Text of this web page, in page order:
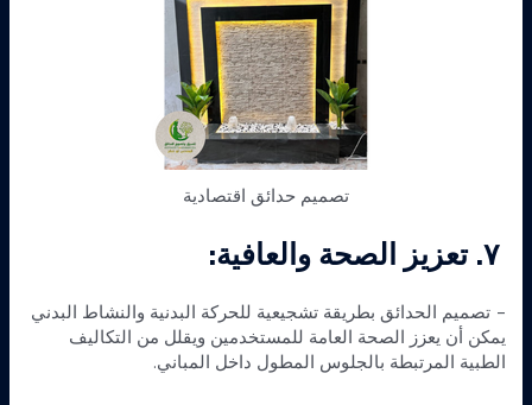
تصميم حدائق اقتصادية
٧. تعزيز الصحة والعافية:
– تصميم الحدائق بطريقة تشجيعية للحركة البدنية والنشاط البدني
يمكن أن يعزز الصحة العامة للمستخدمين ويقلل من التكاليف
الطبية المرتبطة بالجلوس المطول داخل المباني.